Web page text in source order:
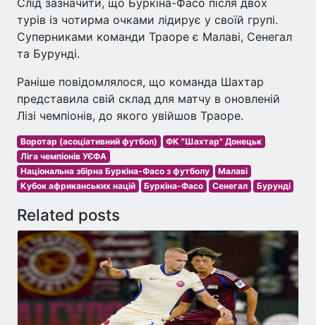
Слід зазначити, що Буркіна-Фасо після двох
турів із чотирма очками лідирує у своїй групі.
Суперниками команди Траоре є Малаві, Сенегал
та Бурунді.
Раніше повідомлялося, що команда Шахтар
представила свій склад для матчу в оновленій
Лізі чемпіонів, до якого увійшов Траоре.
Воротар (асоціативний футбол)
ФК "Шахтар" Донецьк
Ліга чемпіонів УЄФА
Національна збірна Буркіна-Фасо з футболу
Малаві
Кубок африканських націй
Буркіна-Фасо Сенегал Бурунді
Related posts